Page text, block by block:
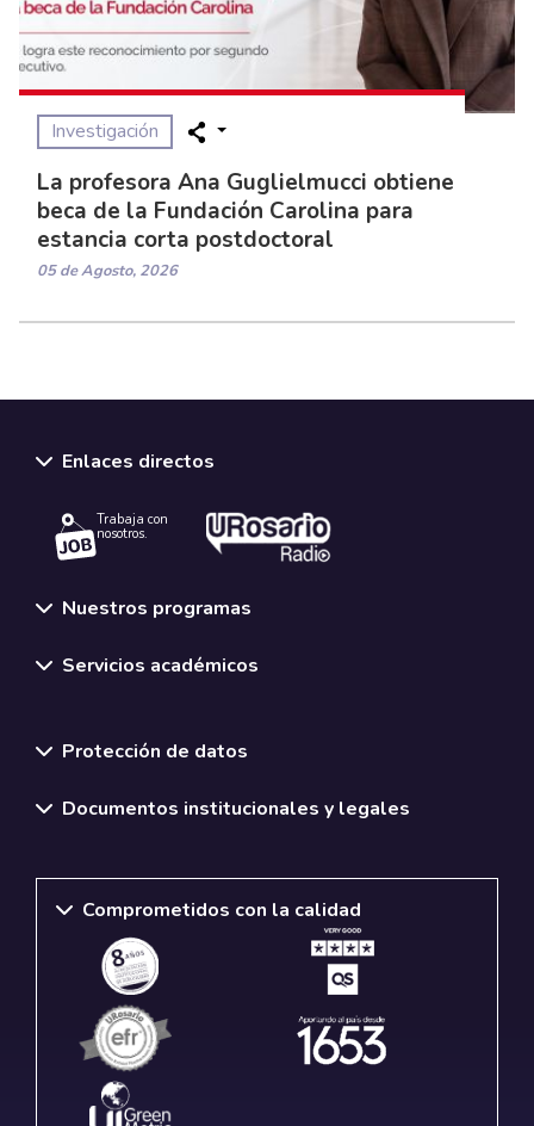
Investigación
La profesora Ana Guglielmucci obtiene
beca de la Fundación Carolina para
estancia corta postdoctoral
05 de Agosto, 2026
Enlaces directos
Trabaja con
nosotros.
Nuestros programas
Servicios académicos
Protección de datos
Documentos institucionales y legales
Comprometidos con la calidad